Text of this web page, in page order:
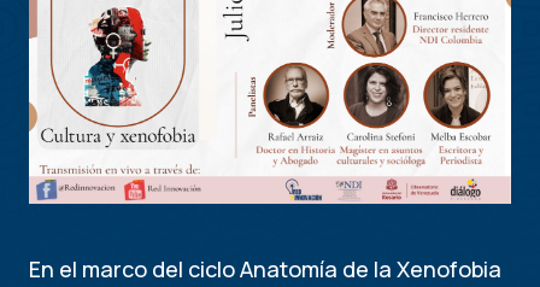
En el marco del ciclo Anatomía de la Xenofobia